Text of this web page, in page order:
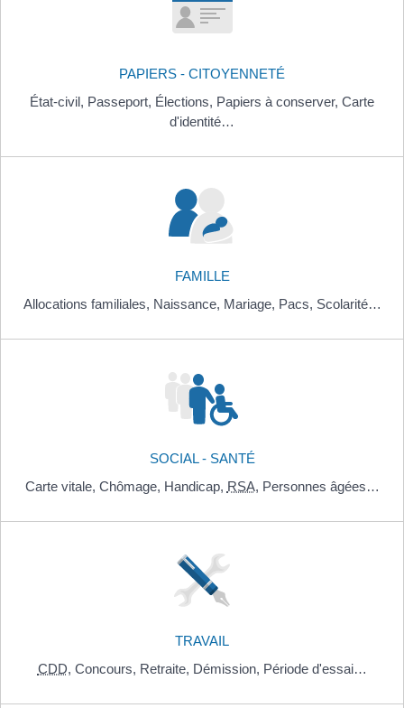
PAPIERS - CITOYENNETÉ
État-civil, Passeport, Élections, Papiers à conserver, Carte
d'identité…
FAMILLE
Allocations familiales, Naissance, Mariage, Pacs, Scolarité…
SOCIAL - SANTÉ
Carte vitale, Chômage, Handicap, RSA, Personnes âgées…
TRAVAIL
CDD, Concours, Retraite, Démission, Période d'essai…